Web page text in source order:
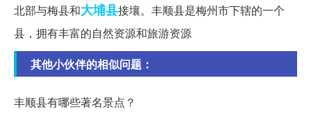
北部与梅县和大埔县接壤。丰顺县是梅州市下辖的一个
县，拥有丰富的自然资源和旅游资源
其他小伙伴的相似问题：
丰顺县有哪些著名景点？